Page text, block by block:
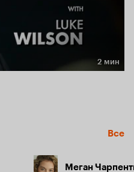
2 мин
Все
Меган